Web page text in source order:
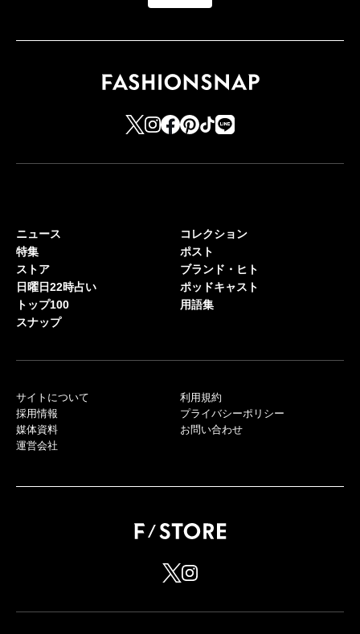
ニュース
特集
ストア
日曜日22時占い
トップ100
スナップ
コレクション
ポスト
ブランド・ヒト
ポッドキャスト
用語集
サイトについて
採用情報
媒体資料
運営会社
利用規約
プライバシーポリシー
お問い合わせ